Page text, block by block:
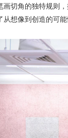
画切角的独特规则
从想像到创造的可能